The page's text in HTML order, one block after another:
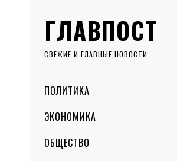
ГЛАВПОСТ
СВЕЖИЕ И ГЛАВНЫЕ НОВОСТИ
MenuПОЛИТИКА
ЭКОНОМИКА
ОБЩЕСТВО
to
content